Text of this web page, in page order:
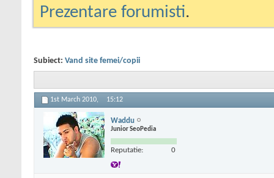
Prezentare forumisti.
Subiect: Vand site femei/copii
1st March 2010, 15:12
Waddu
Junior SeoPedia
Reputatie: 0